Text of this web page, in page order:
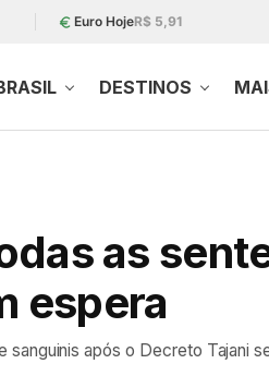
Euro HojeR$ 5,91
DESTINOS
as
espera
após o Decreto Tajani